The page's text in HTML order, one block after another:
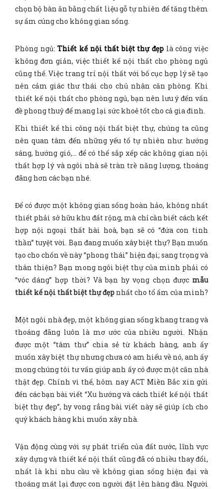
chọn bộ bàn ăn bằng chất liệu gỗ tự nhiên để tăng thêm
sự ấm cúng cho không gian sống.
Phòng ngủ:Thiết kế nội thất biệt thự đẹp là công việc
không đơn giản, việc thiết kế nội thất cho phòng ngủ
cũng thế. Việc trang trí nội thất với bố cục hợp lý sẽ tạo
nên cảm giác thư thái cho chủ nhân căn phòng. Khi
thiết kế nội thất cho phòng ngủ, bạn nên lưu ý đến vấn
đề phong thuỷ để mang lại sức khoẻ tốt cho cả gia đình.
Khi thiết kế thi công nội thất biệt thự, chúng ta cũng
nên quan tâm đến những yếu tố tự nhiên như: hướng
sáng, hướng gió,… để có thể sắp xếp các không gian nội
thất hợp lý và ngôi nhà sẽ tràn trề năng lượng, thoáng
đãng hơn các bạn nhé.
Để có được một không gian sống hoàn hảo, không nhất
thiết phải sở hữu khu đất rộng, mà chỉ cần biết cách kết
hợp nội ngoại thất hài hoà, bạn sẽ có “đứa con tinh
thần” tuyệt vời. Bạn đang muốn xây biệt thự? Bạn muốn
tạo cho chốn về này “phong thái” hiện đại; sang trọng và
thân thiện? Bạn mong ngôi biệt thự của mình phải có
“vóc dáng” hợp thời? Và bạn hy vọng chọn được mẫu
thiết kế nội thất biệt thự đẹp nhất cho tổ ấm của mình?
Một ngôi nhà đẹp, một không gian sống khang trang và
thoáng đãng luôn là mơ ước của nhiều người. Nhận
được một “tâm thư” chia sẻ từ khách hàng, anh ấy
muốn xây biệt thự nhưng chưa có am hiểu về nó, anh ấy
mong chúng tôi tư vấn giúp anh ấy có được một căn nhà
thật đẹp. Chính vì thế, hôm nay ACT Miền Bắc xin gửi
đến các bạn bài viết “Xu hướng và cách thiết kế nội thất
biệt thự đẹp”, hy vong rẳng bài viết này sẽ giúp ích cho
quý khách hàng khi muốn xây nhà.
Vận động cùng với sự phát triển của đất nước, lĩnh vực
xây dựng và thiết kế nội thất cũng đã có nhiều thay đổi,
nhất là khi nhu cầu về không gian sống hiện đại và
thoáng mát lại được con người đặt lên hàng đầu. Người